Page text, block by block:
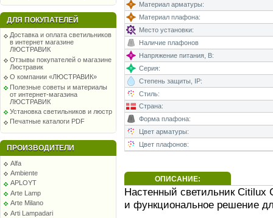
ДЛЯ ПОКУПАТЕЛЕЙ
Доставка и оплата светильников
в интернет магазине
ЛЮСТРАВИК
Отзывы покупателей о магазине
Люстравик
О компании «ЛЮСТРАВИК»
Полезные советы и материалы
от интернет-магазина
ЛЮСТРАВИК
Установка светильников и люстр
Печатные каталоги PDF
ПРОИЗВОДИТЕЛИ
Alfa
Ambiente
APLOYT
Arte Lamp
Arte Milano
Arti Lampadari
Материал арматуры:
Материал плафона:
Место установки:
Наличие плафонов
Напряжение питания, В:
Серия:
Степень защиты, IP:
Стиль:
Страна:
Форма плафона:
Цвет арматуры:
Цвет плафонов:
ОПИСАНИЕ:
Настенный светильник Citilux
и функциональное решение